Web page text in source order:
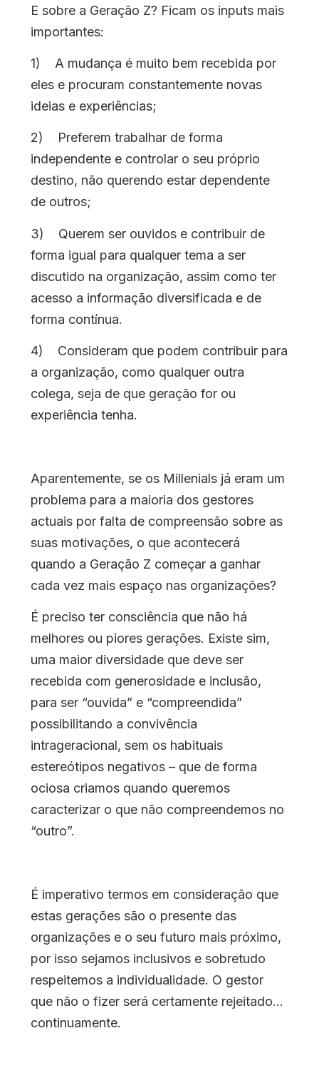
E sobre a Geração Z? Ficam os inputs mais
importantes:
1) A mudança é muito bem recebida por
eles e procuram constantemente novas
ideias e experiências;
2) Preferem trabalhar de forma
independente e controlar o seu próprio
destino, não querendo estar dependente
de outros;
3) Querem ser ouvidos e contribuir de
forma igual para qualquer tema a ser
discutido na organização, assim como ter
acesso a informação diversificada e de
forma contínua.
4) Consideram que podem contribuir para
a organização, como qualquer outra
colega, seja de que geração for ou
experiência tenha.
Aparentemente, se os Millenials já eram um
problema para a maioria dos gestores
actuais por falta de compreensão sobre as
suas motivações, o que acontecerá
quando a Geração Z começar a ganhar
cada vez mais espaço nas organizações?
É preciso ter consciência que não há
melhores ou piores gerações. Existe sim,
uma maior diversidade que deve ser
recebida com generosidade e inclusão,
para ser “ouvida” e “compreendida”
possibilitando a convivência
intrageracional, sem os habituais
estereótipos negativos – que de forma
ociosa criamos quando queremos
caracterizar o que não compreendemos no
“outro”.
É imperativo termos em consideração que
estas gerações são o presente das
organizações e o seu futuro mais próximo,
por isso sejamos inclusivos e sobretudo
respeitemos a individualidade. O gestor
que não o fizer será certamente rejeitado…
continuamente.